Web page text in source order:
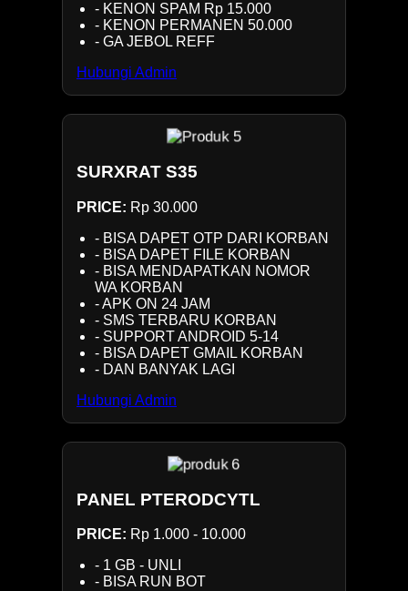
- KENON SPAM Rp 15.000
- KENON PERMANEN 50.000
- GA JEBOL REFF
Hubungi Admin
SURXRAT S35
PRICE: Rp 30.000
- BISA DAPET OTP DARI KORBAN
- BISA DAPET FILE KORBAN
- BISA MENDAPATKAN NOMOR
WA KORBAN
- APK ON 24 JAM
- SMS TERBARU KORBAN
- SUPPORT ANDROID 5-14
- BISA DAPET GMAIL KORBAN
- DAN BANYAK LAGI
Hubungi Admin
PANEL PTERODCYTL
PRICE: Rp 1.000 - 10.000
- 1 GB - UNLI
- BISA RUN BOT